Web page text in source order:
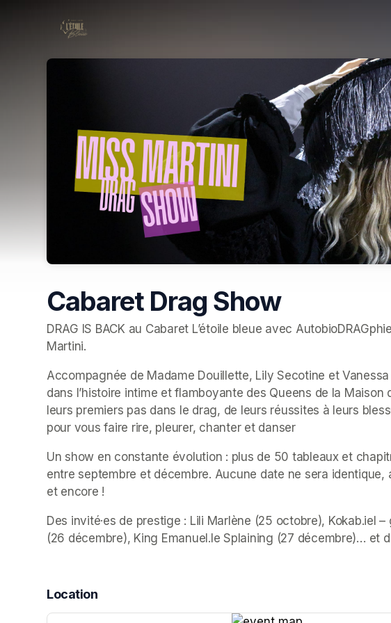
Cabaret Drag Show
DRAG IS BACK au Cabaret L’étoile bleue avec
Martini.
Accompagnée de Madame Douillette, Lily Secotine et
dans l’histoire intime et flamboyante des Queens de la Maison
leurs premiers pas dans le drag, de leurs réussites à leurs
pour vous faire rire, pleurer, chanter et danser
Un show en constante évolution : plus de 50 tableaux et
entre septembre et décembre. Aucune date ne sera
et encore !
Des invité·es de prestige : Lili Marlène (25 octobre), Kokab.iel
(26 décembre), King Emanuel.le Splaining (27 décembre)… et
Location